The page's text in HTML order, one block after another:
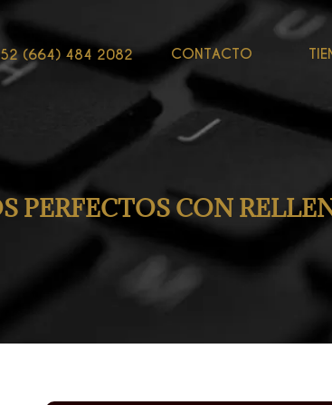
52 (664) 484 2082 CONTACTO
PERFECTOS CON